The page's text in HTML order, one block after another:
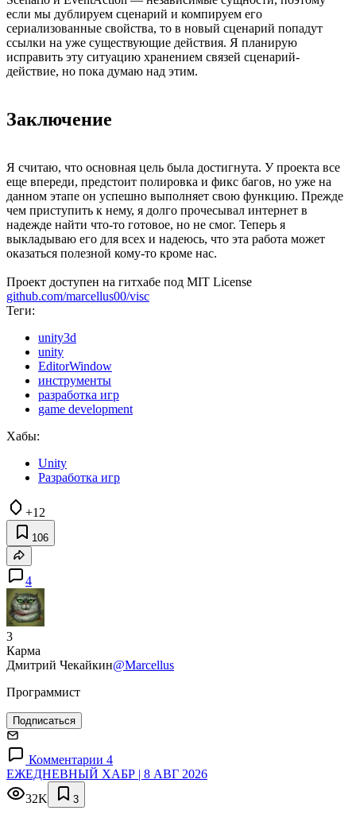
если мы дублируем сценарий и компируем его
сериализованные свойства, то в новый сценарий попадут
ссылки на уже существующие действия. Я планирую
исправить эту ситуацию хранением связей сценарий-
действие, но пока думаю над этим.
Заключение
Я считаю, что основная цель была достигнута. У проекта все
еще впереди, предстоит полировка и фикс багов, но уже на
данном этапе он успешно выполняет свою функцию. Прежде
чем приступить к нему, я долго прочесывал интернет в
надежде найти что-то готовое, но не смог. Теперь я
выкладываю его для всех и надеюсь, что эта работа может
оказаться полезной кому-то кроме нас.
Проект доступен на гитхабе под MIT License
github.com/marcellus00/visc
Теги:
unity3d
unity
EditorWindow
инструменты
разработка игр
game development
Хабы:
Unity
Разработка игр
+12
106
4
3
Карма
Дмитрий Чекайкин@Marcellus
Программист
Подписаться
Комментарии 4
ЕЖЕДНЕВНЫЙ ХАБР | 8 АВГ 2026
32K
3